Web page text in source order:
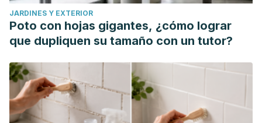
JARDINES Y EXTERIOR
Poto con hojas gigantes, ¿cómo lograr
que dupliquen su tamaño con un tutor?